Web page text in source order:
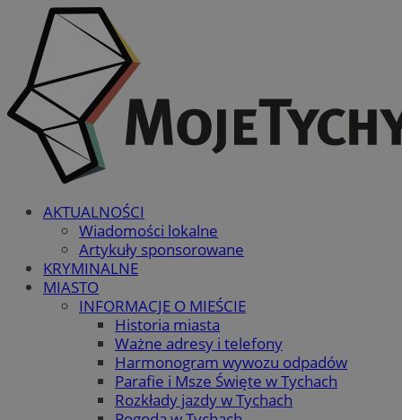
AKTUALNOŚCI
Wiadomości lokalne
Artykuły sponsorowane
KRYMINALNE
MIASTO
INFORMACJE O MIEŚCIE
Historia miasta
Ważne adresy i telefony
Harmonogram wywozu odpadów
Parafie i Msze Święte w Tychach
Rozkłady jazdy w Tychach